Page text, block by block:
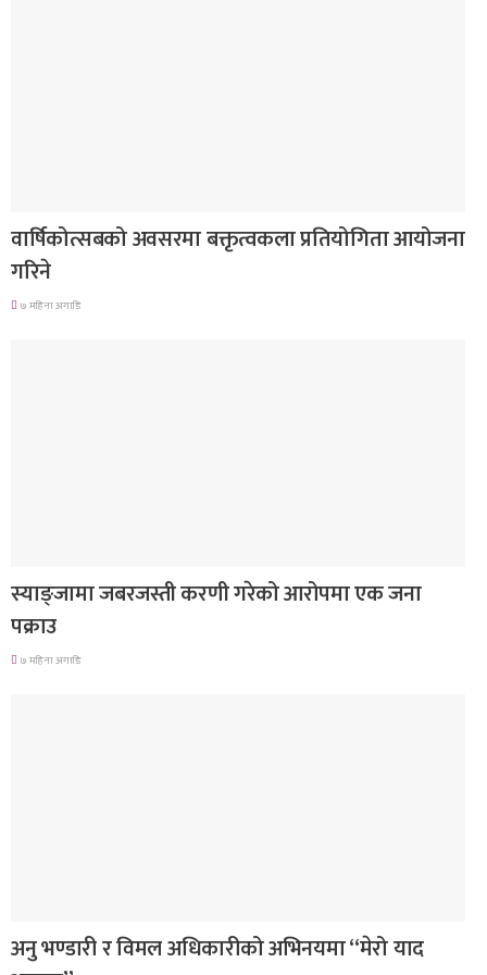
वार्षिकोत्सबको अवसरमा बक्तृत्वकला प्रतियोगिता आयोजना
गरिने
७ महिना अगाडि
स्याङ्जामा जबरजस्ती करणी गरेको आरोपमा एक जना
पक्राउ
७ महिना अगाडि
अनु भण्डारी र विमल अधिकारीको अभिनयमा “मेरो याद